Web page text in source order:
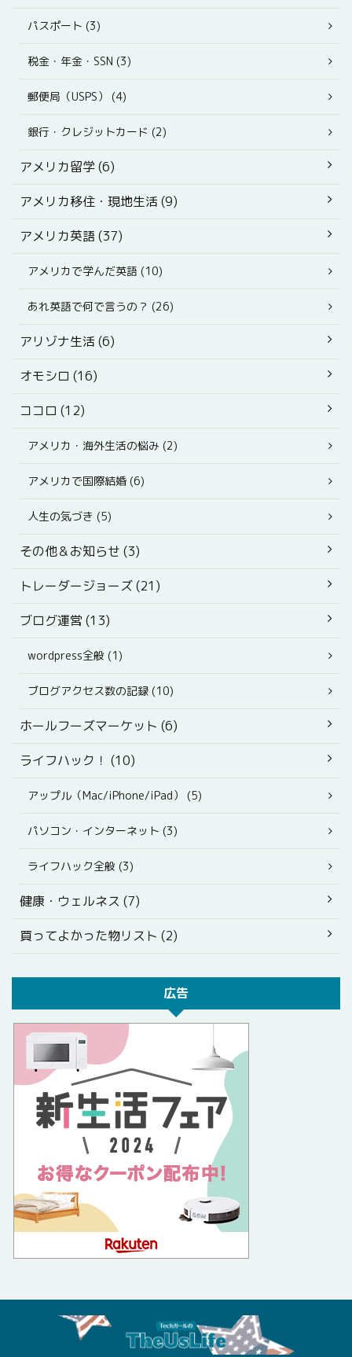
パスポート (3)
税金・年金・SSN (3)
郵便局（USPS） (4)
銀行・クレジットカード (2)
アメリカ留学 (6)
アメリカ移住・現地生活 (9)
アメリカ英語 (37)
アメリカで学んだ英語 (10)
あれ英語で何で言うの？ (26)
アリゾナ生活 (6)
オモシロ (16)
ココロ (12)
アメリカ・海外生活の悩み (2)
アメリカで国際結婚 (6)
人生の気づき (5)
その他＆お知らせ (3)
トレーダージョーズ (21)
ブログ運営 (13)
wordpress全般 (1)
ブログアクセス数の記録 (10)
ホールフーズマーケット (6)
ライフハック！ (10)
アップル（Mac/iPhone/iPad） (5)
パソコン・インターネット (3)
ライフハック全般 (3)
健康・ウェルネス (7)
買ってよかった物リスト (2)
広告